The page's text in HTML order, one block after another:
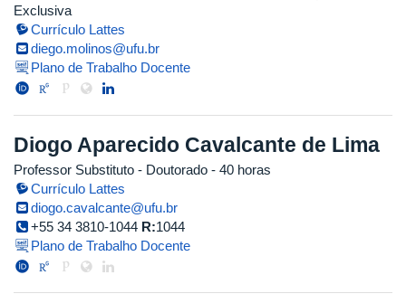
Exclusiva
Currículo Lattes
diego.molinos@ufu.br
Plano de Trabalho Docente
Diogo Aparecido Cavalcante de Lima
Professor Substituto - Doutorado - 40 horas
Currículo Lattes
diogo.cavalcante@ufu.br
+55 34 3810-1044 R:1044
Plano de Trabalho Docente